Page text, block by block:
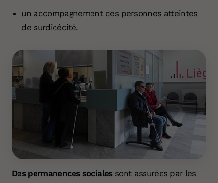
un accompagnement des personnes atteintes
de surdicécité.
Des permanences sociales sont assurées par les